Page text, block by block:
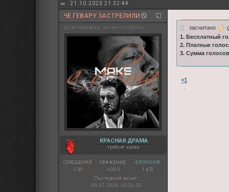
21.10.2023 21:32:44
ЧЕ ГЕВАРУ ЗАСТРЕЛИЛИ
разочарован. но не сломлен
КРАСНАЯ ДРАМА
требует крови
СООБЩЕНИЙ:
1741
УВАЖЕНИЕ:
+2415
ФЛОРИНОВ:
1 470
Последний визит:
09.07.2026 10:31:30
засчитано
1. Бесплатный
2. Платные
3. Сумма
+1